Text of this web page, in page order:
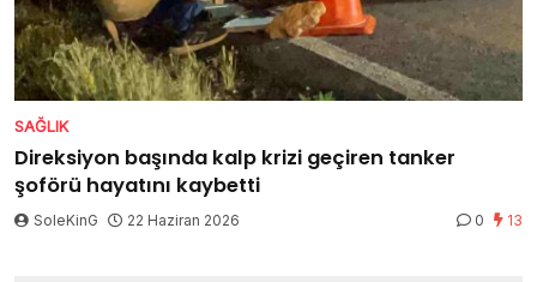
SAĞLIK
Direksiyon başında kalp krizi geçiren tanker
şoförü hayatını kaybetti
SoleKinG 22 Haziran 2026 0 13